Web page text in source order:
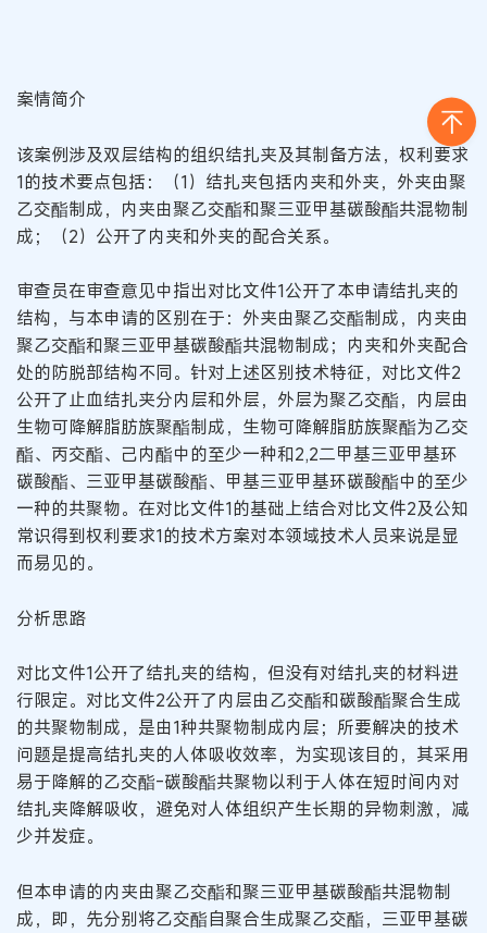
案情简介
该案例涉及双层结构的组织结扎夹及其制备方法，权利要求
1的技术要点包括：（1）结扎夹包括内夹和外夹，外夹由聚
乙交酯制成，内夹由聚乙交酯和聚三亚甲基碳酸酯共混物制
成；（2）公开了内夹和外夹的配合关系。
审查员在审查意见中指出对比文件1公开了本申请结扎夹的
结构，与本申请的区别在于：外夹由聚乙交酯制成，内夹由
聚乙交酯和聚三亚甲基碳酸酯共混物制成；内夹和外夹配合
处的防脱部结构不同。针对上述区别技术特征，对比文件2
公开了止血结扎夹分内层和外层，外层为聚乙交酯，内层由
生物可降解脂肪族聚酯制成，生物可降解脂肪族聚酯为乙交
酯、丙交酯、己内酯中的至少一种和2,2二甲基三亚甲基环
碳酸酯、三亚甲基碳酸酯、甲基三亚甲基环碳酸酯中的至少
一种的共聚物。在对比文件1的基础上结合对比文件2及公知
常识得到权利要求1的技术方案对本领域技术人员来说是显
而易见的。
分析思路
对比文件1公开了结扎夹的结构，但没有对结扎夹的材料进
行限定。对比文件2公开了内层由乙交酯和碳酸酯聚合生成
的共聚物制成，是由1种共聚物制成内层；所要解决的技术
问题是提高结扎夹的人体吸收效率，为实现该目的，其采用
易于降解的乙交酯-碳酸酯共聚物以利于人体在短时间内对
结扎夹降解吸收，避免对人体组织产生长期的异物刺激，减
少并发症。
但本申请的内夹由聚乙交酯和聚三亚甲基碳酸酯共混物制
成，即，先分别将乙交酯自聚合生成聚乙交酯，三亚甲基碳